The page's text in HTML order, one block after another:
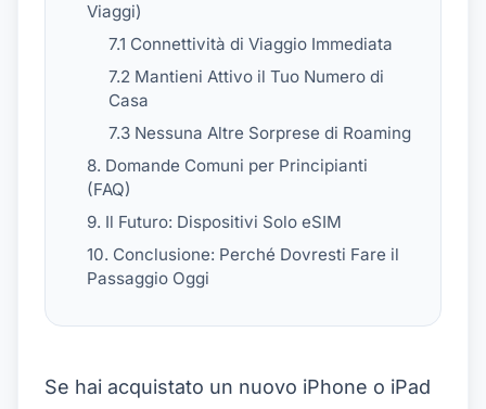
Viaggi)
7.1 Connettività di Viaggio Immediata
7.2 Mantieni Attivo il Tuo Numero di
Casa
7.3 Nessuna Altre Sorprese di Roaming
8. Domande Comuni per Principianti
(FAQ)
9. Il Futuro: Dispositivi Solo eSIM
10. Conclusione: Perché Dovresti Fare il
Passaggio Oggi
Se hai acquistato un nuovo iPhone o iPad